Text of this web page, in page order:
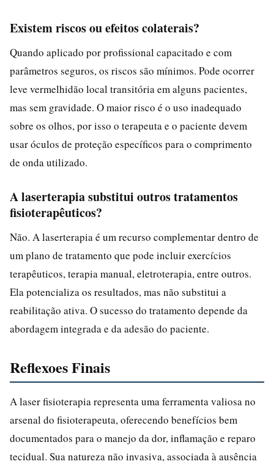
Existem riscos ou efeitos colaterais?
Quando aplicado por profissional capacitado e com
parâmetros seguros, os riscos são mínimos. Pode ocorrer
leve vermelhidão local transitória em alguns pacientes,
mas sem gravidade. O maior risco é o uso inadequado
sobre os olhos, por isso o terapeuta e o paciente devem
usar óculos de proteção específicos para o comprimento
de onda utilizado.
A laserterapia substitui outros tratamentos
fisioterapêuticos?
Não. A laserterapia é um recurso complementar dentro de
um plano de tratamento que pode incluir exercícios
terapêuticos, terapia manual, eletroterapia, entre outros.
Ela potencializa os resultados, mas não substitui a
reabilitação ativa. O sucesso do tratamento depende da
abordagem integrada e da adesão do paciente.
Reflexoes Finais
A laser fisioterapia representa uma ferramenta valiosa no
arsenal do fisioterapeuta, oferecendo benefícios bem
documentados para o manejo da dor, inflamação e reparo
tecidual. Sua natureza não invasiva, associada à ausência